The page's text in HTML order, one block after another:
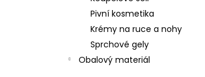
Pivní kosmetika
Krémy na ruce a nohy
Sprchové gely
Obalový materiál